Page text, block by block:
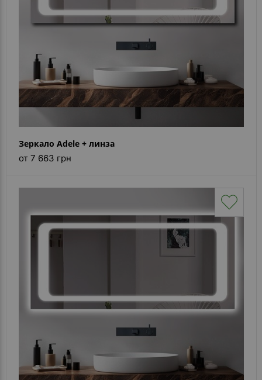
Зеркало Adele + линза
от 7 663 грн